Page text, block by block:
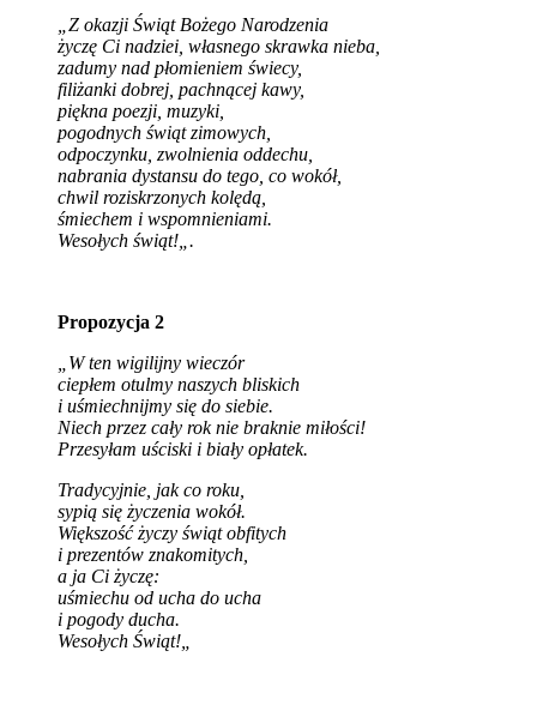
„Z okazji Świąt Bożego Narodzenia
życzę Ci nadziei, własnego skrawka nieba,
zadumy nad płomieniem świecy,
filiżanki dobrej, pachnącej kawy,
piękna poezji, muzyki,
pogodnych świąt zimowych,
odpoczynku, zwolnienia oddechu,
nabrania dystansu do tego, co wokół,
chwil roziskrzonych kolędą,
śmiechem i wspomnieniami.
Wesołych świąt! „.
Propozycja 2
„W ten wigilijny wieczór
ciepłem otulmy naszych bliskich
i uśmiechnijmy się do siebie.
Niech przez cały rok nie braknie miłości!
Przesyłam uściski i biały opłatek.
Tradycyjnie, jak co roku,
sypią się życzenia wokół.
Większość życzy świąt obfitych
i prezentów znakomitych,
a ja Ci życzę:
uśmiechu od ucha do ucha
i pogody ducha.
Wesołych Świąt!